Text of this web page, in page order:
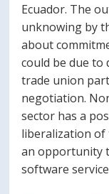
Ecuador. The
unknowing by
about
could be due to
trade union
negotiation.
sector has a
liberalization of
an opportunity
software